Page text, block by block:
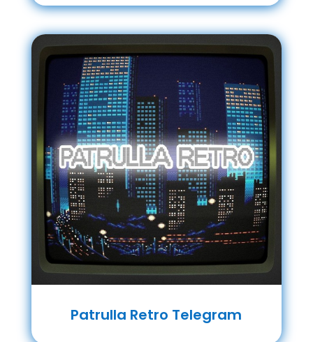
Patrulla Retro Telegram